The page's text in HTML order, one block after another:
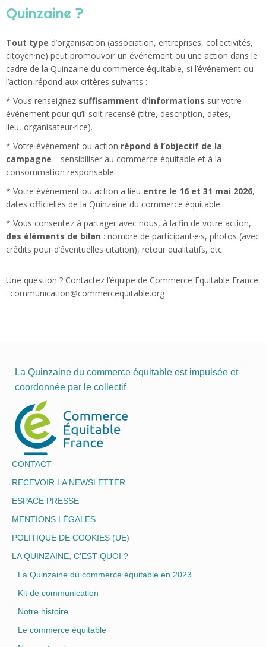
Quinzaine ?
Tout type d’organisation (association, entreprises, collectivités,
citoyen·ne) peut promouvoir un événement ou une action dans le
cadre de la Quinzaine du commerce équitable, si l’événement ou
l’action répond aux critères suivants :
* Vous renseignez suffisamment d’informations sur votre
événement pour qu’il soit recensé (titre, description, dates,
lieu, organisateur·rice).
* Votre événement ou action répond à l’objectif de la
campagne : sensibiliser au commerce équitable et à la
consommation responsable.
* Votre événement ou action a lieu entre le 16 et 31 mai 2026,
dates officielles de la Quinzaine du commerce équitable.
* Vous consentez à partager avec nous, à la fin de votre action,
des éléments de bilan : nombre de participant·e·s, photos (avec
crédits pour d’éventuelles citation), retour qualitatifs, etc.
Une question ? Contactez l’équipe de Commerce Equitable France
: communication@commercequitable.org
La Quinzaine du commerce équitable est impulsée et
coordonnée par le collectif
CONTACT
RECEVOIR LA NEWSLETTER
ESPACE PRESSE
MENTIONS LÉGALES
POLITIQUE DE COOKIES (UE)
LA QUINZAINE, C’EST QUOI ?
La Quinzaine du commerce équitable en 2023
Kit de communication
Notre histoire
Le commerce équitable